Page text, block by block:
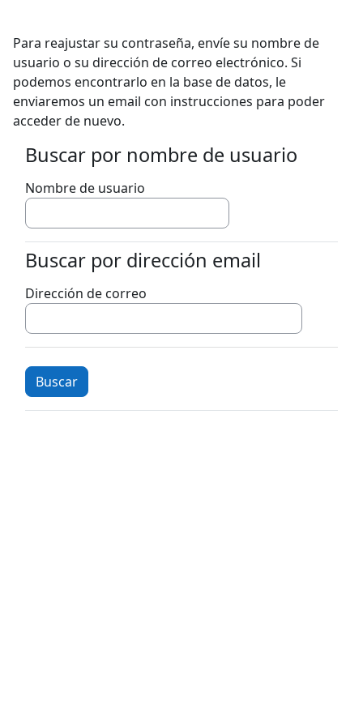
Para reajustar su contraseña, envíe su nombre de
usuario o su dirección de correo electrónico. Si
podemos encontrarlo en la base de datos, le
enviaremos un email con instrucciones para poder
acceder de nuevo.
Buscar por nombre de usuario
Buscar por nombre de usuario
Nombre de usuario
Buscar por dirección email
Buscar por dirección email
Dirección de correo